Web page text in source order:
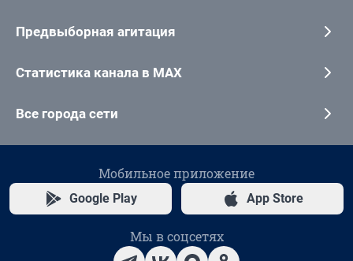
Предвыборная агитация
Статистика канала в MAX
Все города сети
Мобильное приложение
Google Play App Store
Мы в соцсетях